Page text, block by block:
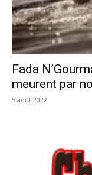
Fada
meurent par
5 août 2022